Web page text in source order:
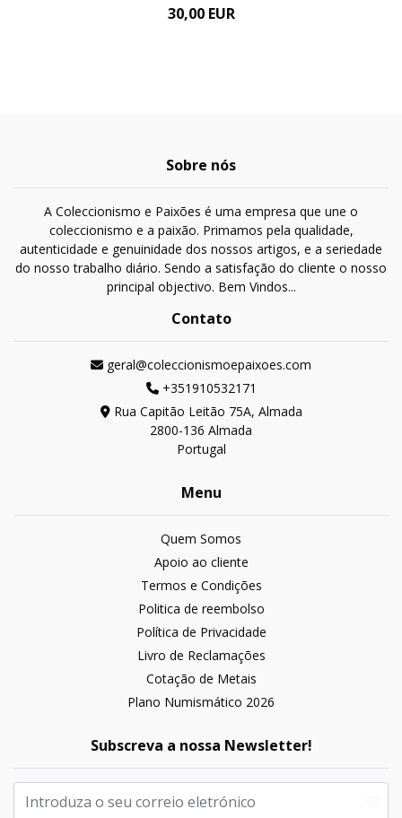
30,00 EUR
Sobre nós
A Coleccionismo e Paixões é uma empresa que une o
coleccionismo e a paixão. Primamos pela qualidade,
autenticidade e genuinidade dos nossos artigos, e a seriedade
do nosso trabalho diário. Sendo a satisfação do cliente o nosso
principal objectivo. Bem Vindos...
Contato
geral@coleccionismoepaixoes.com
+351910532171
Rua Capitão Leitão 75A, Almada
2800-136 Almada
Portugal
Menu
Quem Somos
Apoio ao cliente
Termos e Condições
Politica de reembolso
Política de Privacidade
Livro de Reclamações
Cotação de Metais
Plano Numismático 2026
Subscreva a nossa Newsletter!